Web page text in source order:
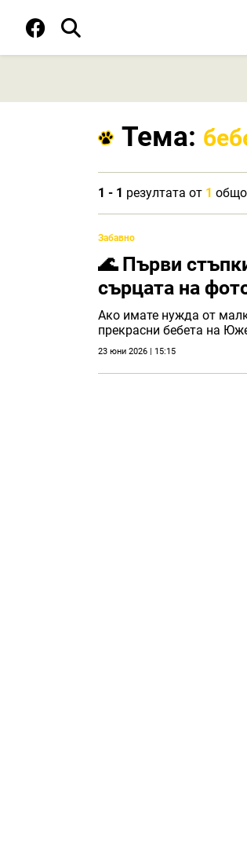
Тема:
1 - 1 резултата от 1 общо
Забавно
🌊 Първи
сърцата на
Ако имате нужда от
прекрасни бебета на
23 юни 2026 | 15:15